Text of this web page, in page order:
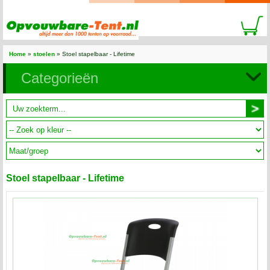
Home » stoelen » Stoel stapelbaar - Lifetime
Categorieën
Stoel stapelbaar - Lifetime